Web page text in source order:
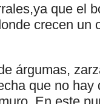
que el
crecen un
árgumas,
que no hay